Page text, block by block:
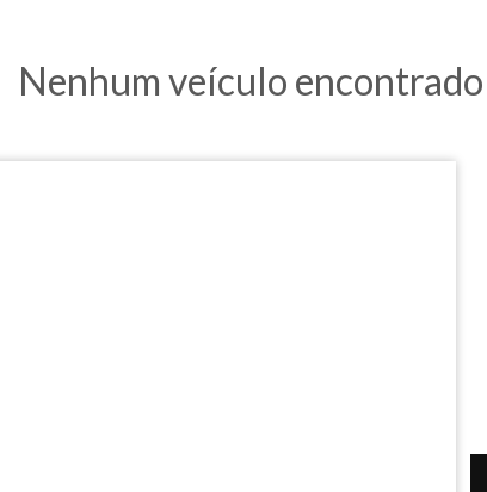
Nenhum veículo